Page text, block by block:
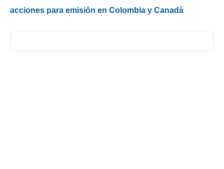
acciones para emisión en Colombia y Canadá